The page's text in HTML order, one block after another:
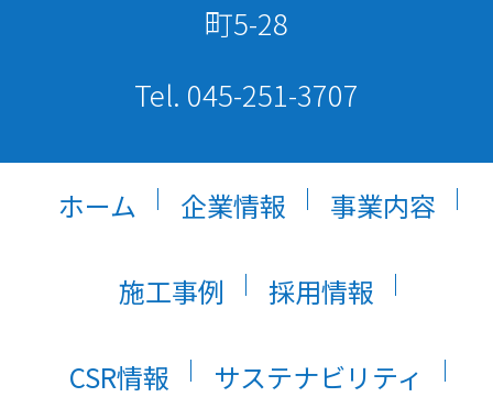
町5-28
Tel. 045-251-3707
ホーム 企業情報 事業内容
施工事例 採用情報
CSR情報 サステナビリティ